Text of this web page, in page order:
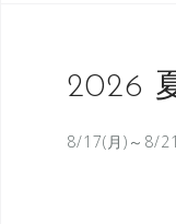
2026
8/17(月)～8/